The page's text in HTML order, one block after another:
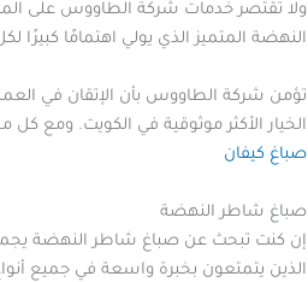
ولا تقتصر خدمات شركة الطاووس على
النهضة المتميز الذي يولي اهتمامًا كبيرًا
تؤمن شركة الطاووس بأن الإتقان في
الخيار الأكثر موثوقية في الكويت. ومع
صباغ كيفان
صباغ شاطر النهضة
إن كنت تبحث عن صباغ شاطر النهضة يجمع
الذين يتمتعون بخبرة واسعة في جميع